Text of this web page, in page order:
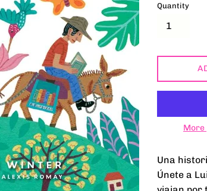
Quantity
More
Una
Únete a